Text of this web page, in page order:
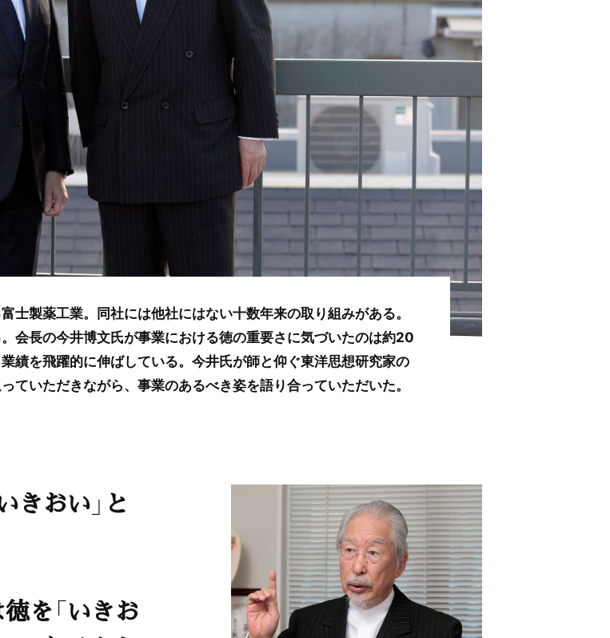
士製薬工業。同社には他社にはない十数年来の取り組みがある。
会長の今井博文氏が事業における徳の重要さに気づいたのは約20
績を飛躍的に伸ばしている。今井氏が師と仰ぐ東洋思想研究家の
ていただきながら、事業のあるべき姿を語り合っていただいた。
きおい」と
を「いきお